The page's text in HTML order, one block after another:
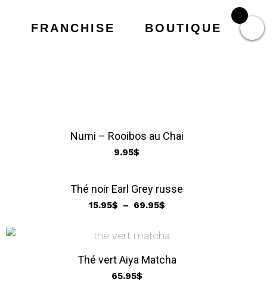
FRANCHISE BOUTIQUE
Numi – Rooibos au Chai
9.95$
Thé noir Earl Grey russe
15.95$ – 69.95$Plage
à
Thé vert Aiya Matcha
65.95$
0